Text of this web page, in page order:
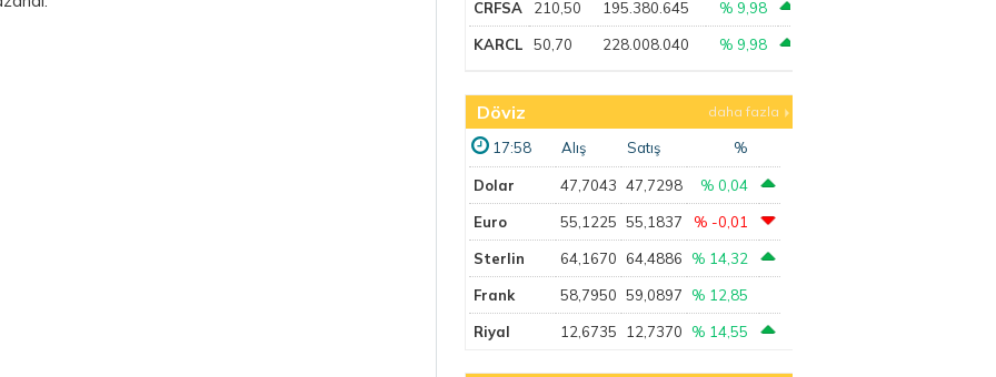
CRFSA 210,50 195.380.645 % 9,98
KARCL 50,70 228.008.040 % 9,98
Döviz daha fazla
17:58 Alış Satış %
Dolar 47,7043 47,7298 % 0,04
Euro 55,1225 55,1837 % -0,01
Sterlin 64,1670 64,4886 % 14,32
Frank 58,7950 59,0897 % 12,85
Riyal 12,6735 12,7370 % 14,55